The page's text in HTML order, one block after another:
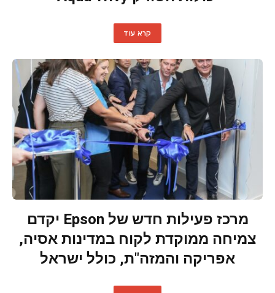
קרא עוד
מרכז פעילות חדש של Epson יקדם
צמיחה ממוקדת לקוח במדינות אסיה,
אפריקה והמזה"ת, כולל ישראל